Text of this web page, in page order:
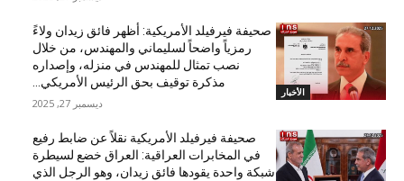
الأخبار
صحيفة فيرفيلد الأمريكية: أظهر فائق زيدان ولاءً
رمزياً واضحاً لسليماني والمهندس، من خلال
نصب تمثال للمهندس في منزله، وإصداره
مذكرة توقيف بحق الرئيس الأمريكي...
ديسمبر 27, 2025
صحيفة فيرفيلد الأمريكية نقلاً عن ضابط رفيع
في المخابرات العراقية: العراق خضع لسيطرة
شبكة واحدة يقودها فائق زيدان، وهو الرجل الذي